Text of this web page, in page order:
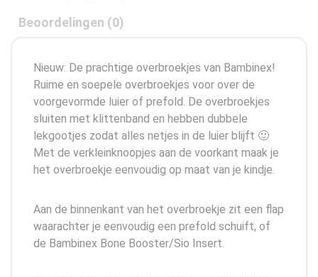
Beoordelingen (0)
Nieuw: De prachtige overbroekjes van Bambinex!
Ruime en soepele overbroekjes voor over de
voorgevormde luier of prefold. De overbroekjes
sluiten met klittenband en hebben dubbele
lekgootjes zodat alles netjes in de luier blijft 🙂
Met de verkleinknoopjes aan de voorkant maak je
het overbroekje eenvoudig op maat van je kindje.
Aan de binnenkant van het overbroekje zit een flap
waarachter je eenvoudig een prefold schuift, of
de Bambinex Bone Booster/Sio Insert.